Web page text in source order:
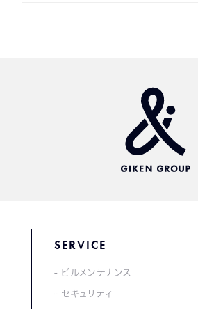
SERVICE
ビルメンテナンス
セキュリティ